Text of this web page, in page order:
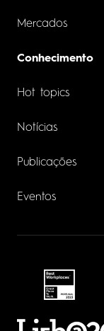
Mercados
Conhecimento
Hot topics
Notícias
Publicações
Eventos